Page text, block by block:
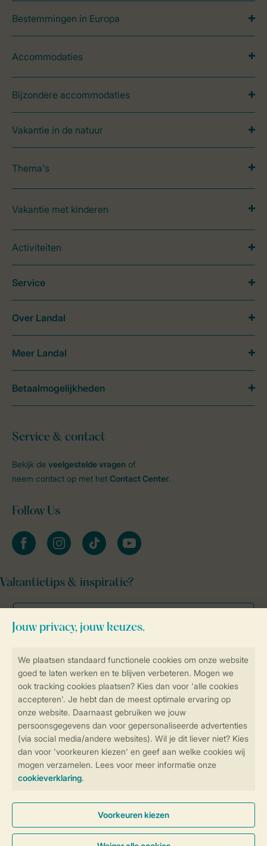
Controle over jouw gegevens &
Instellingen wijzigen
Veilig en snel online boeken
Veilige gegevensoverdracht
Veilige betaling
Bestemmingen in Europa
Accommodaties
Bijzondere accommodaties
Vakantie in de natuur
Thema's
Vakantie met kinderen
Activiteiten
Service & contact
Bekijk de veelgestelde vragen of
neem contact op met het Contact Center.
Follow Us
facebookinstagramtiktok youtube
Vakantietips & inspiratie?
Service
Over Landal
Meer Landal
Betaalmogelijkheden